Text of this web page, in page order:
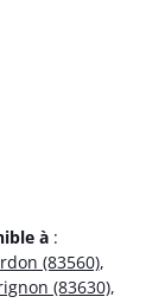
à :
(83560),
(83630),